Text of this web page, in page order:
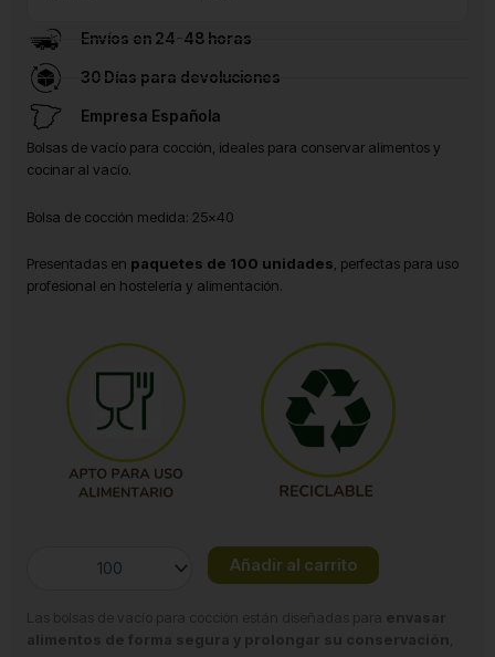
Envíos en 24-48 horas
30 Días para devoluciones
Empresa Española
Bolsas de vacío para cocción, ideales para conservar alimentos y
cocinar al vacío.
Bolsa de cocción medida: 25×40
Presentadas en paquetes de 100 unidades, perfectas para uso
profesional en hostelería y alimentación.
Añadir al carrito